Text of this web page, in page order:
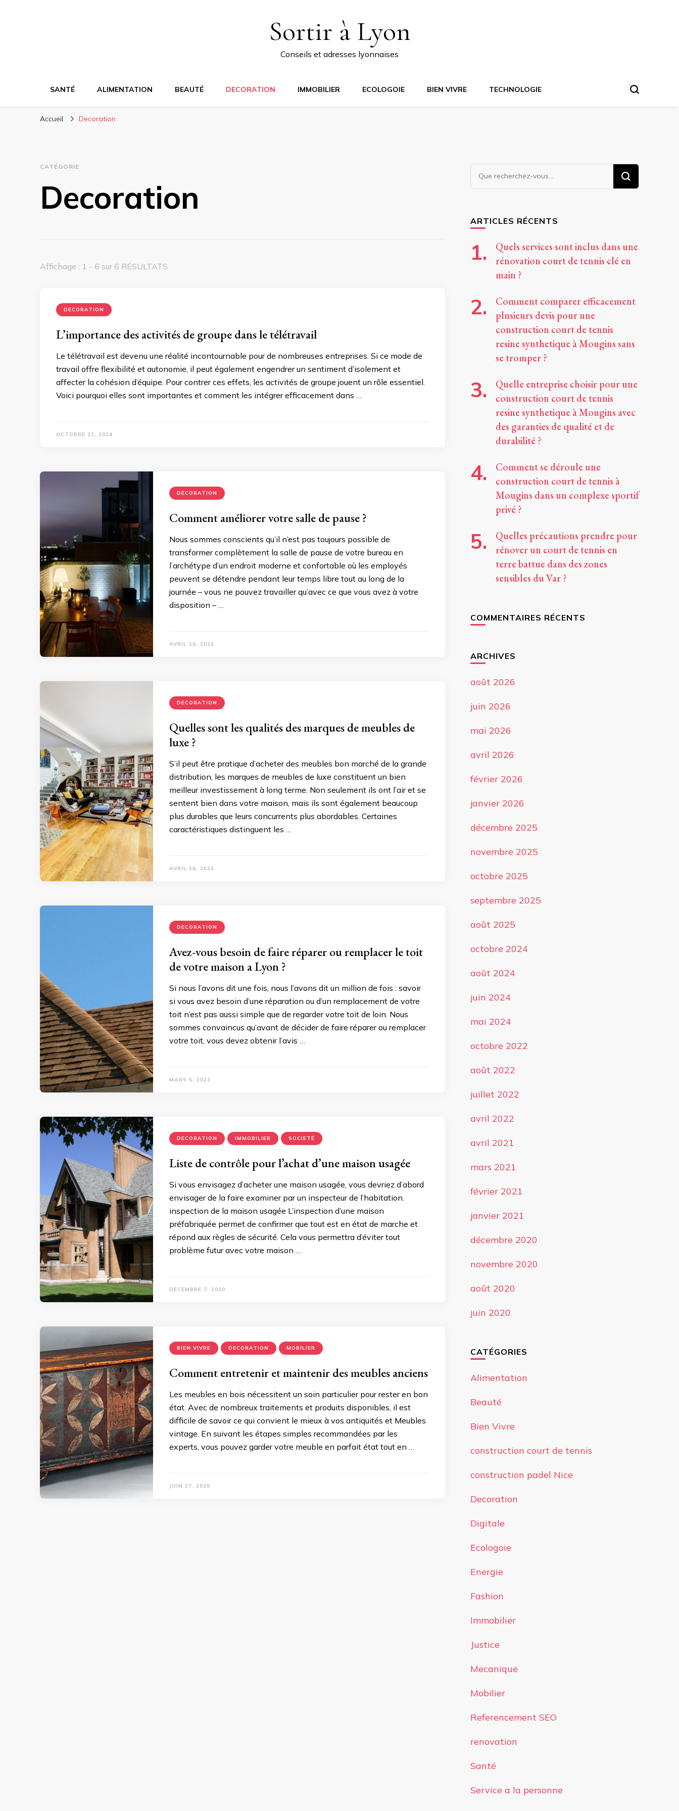
Sortir à Lyon
Conseils et adresses lyonnaises
SANTÉ ALIMENTATION BEAUTÉ DECORATION IMMOBILIER ECOLOGOIE BIEN VIVRE TECHNOLOGIE
Accueil Decoration
CATÉGORIE
Decoration
Affichage : 1 - 6 sur 6 RÉSULTATS
DECORATION
L’importance des activités de groupe dans le télétravail
Le télétravail est devenu une réalité incontournable pour de nombreuses entreprises. Si ce mode de
travail offre flexibilité et autonomie, il peut également engendrer un sentiment d’isolement et
affecter la cohésion d’équipe. Pour contrer ces effets, les activités de groupe jouent un rôle essentiel.
Voici pourquoi elles sont importantes et comment les intégrer efficacement dans …
OCTOBRE 21, 2024
DECORATION
Comment améliorer votre salle de pause ?
Nous sommes conscients qu’il n’est pas toujours possible de
transformer complètement la salle de pause de votre bureau en
l’archétype d’un endroit moderne et confortable où les employés
peuvent se détendre pendant leur temps libre tout au long de la
journée – vous ne pouvez travailler qu’avec ce que vous avez à votre
disposition – …
AVRIL 16, 2021
DECORATION
Quelles sont les qualités des marques de meubles de
luxe ?
S’il peut être pratique d’acheter des meubles bon marché de la grande
distribution, les marques de meubles de luxe constituent un bien
meilleur investissement à long terme. Non seulement ils ont l’air et se
sentent bien dans votre maison, mais ils sont également beaucoup
plus durables que leurs concurrents plus abordables. Certaines
caractéristiques distinguent les …
AVRIL 16, 2021
DECORATION
Avez-vous besoin de faire réparer ou remplacer le toit
de votre maison a Lyon ?
Si nous l’avons dit une fois, nous l’avons dit un million de fois : savoir
si vous avez besoin d’une réparation ou d’un remplacement de votre
toit n’est pas aussi simple que de regarder votre toit de loin. Nous
sommes convaincus qu’avant de décider de faire réparer ou remplacer
votre toit, vous devez obtenir l’avis …
MARS 5, 2021
DECORATION IMMOBILIER SOCIETÉ
Liste de contrôle pour l’achat d’une maison usagée
Si vous envisagez d’acheter une maison usagée, vous devriez d’abord
envisager de la faire examiner par un inspecteur de l’habitation.
inspection de la maison usagée L’inspection d’une maison
préfabriquée permet de confirmer que tout est en état de marche et
répond aux règles de sécurité. Cela vous permettra d’éviter tout
problème futur avec votre maison …
DÉCEMBRE 7, 2020
BIEN VIVRE DECORATION MOBILIER
Comment entretenir et maintenir des meubles anciens
Les meubles en bois nécessitent un soin particulier pour rester en bon
état. Avec de nombreux traitements et produits disponibles, il est
difficile de savoir ce qui convient le mieux à vos antiquités et Meubles
vintage. En suivant les étapes simples recommandées par les
experts, vous pouvez garder votre meuble en parfait état tout en …
JUIN 27, 2020
Vous
recherchiez
ARTICLES RÉCENTS
Quels services sont inclus dans une
rénovation court de tennis clé en
main ?
Comment comparer efficacement
plusieurs devis pour une
construction court de tennis
resine synthetique à Mougins sans
se tromper ?
Quelle entreprise choisir pour une
construction court de tennis
resine synthetique à Mougins avec
des garanties de qualité et de
durabilité ?
Comment se déroule une
construction court de tennis à
Mougins dans un complexe sportif
privé ?
Quelles précautions prendre pour
rénover un court de tennis en
terre battue dans des zones
sensibles du Var ?
COMMENTAIRES RÉCENTS
ARCHIVES
août 2026
juin 2026
mai 2026
avril 2026
février 2026
janvier 2026
décembre 2025
novembre 2025
octobre 2025
septembre 2025
août 2025
octobre 2024
août 2024
juin 2024
mai 2024
octobre 2022
août 2022
juillet 2022
avril 2022
avril 2021
mars 2021
février 2021
janvier 2021
décembre 2020
novembre 2020
août 2020
juin 2020
CATÉGORIES
Alimentation
Beauté
Bien Vivre
construction court de tennis
construction padel Nice
Decoration
Digitale
Ecologoie
Energie
Fashion
Immobilier
Justice
Mecanique
Mobilier
Referencement SEO
renovation
Santé
Service a la personne